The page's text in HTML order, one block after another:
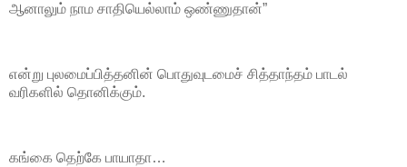
ஆனாலும் நாம சாதியெல்லாம் ஒண்ணுதான்”
என்று புலமைப்பித்தனின் பொதுவுடமைச் சித்தாந்தம் பாடல்
வரிகளில் தொனிக்கும்.
கங்கை தெற்கே பாயாதா…